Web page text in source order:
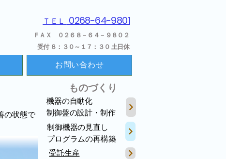
ＴＥＬ 0268-64-9801
ＦＡＸ ０２６８－６４－９８０２
受付 ８：３０～１７：３０ 土日休
お問い合わせ
の状態で
ものづくり
機器の自動化
​制御盤の設計・制作
制御機器の見直し
​プログラムの再構築
​受託生産